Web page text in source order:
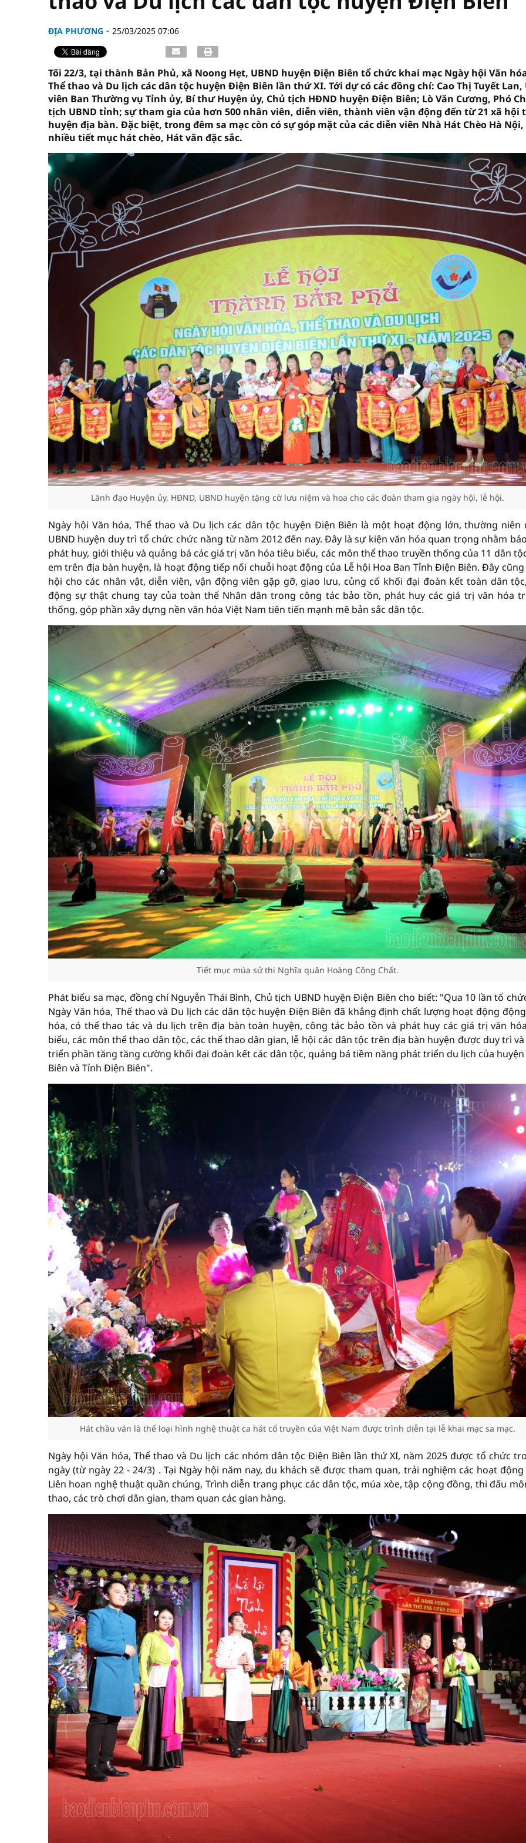
ĐỊA PHƯƠNG 25/03/2025 07:06
Tối 22/3, tại thành Bản Phủ, xã Noong Hẹt, UBND huyện Điện Biên tổ chức khai mạc Ngày hội Văn
Thể thao và Du lịch các dân tộc huyện Điện Biên lần thứ XI. Tới dự có các đồng chí: Cao Thị Tuyết Lan,
viên Ban Thường vụ Tỉnh ủy, Bí thư Huyện ủy, Chủ tịch HĐND huyện Điện Biên; Lò Văn Cương, Phó
tịch UBND tỉnh; sự tham gia của hơn 500 nhân viên, diễn viên, thành viên vận động đến từ 21 xã hội
huyện địa bàn. Đặc biệt, trong đêm sa mạc còn có sự góp mặt của các diễn viên Nhà Hát Chèo Hà
nhiều tiết mục hát chèo, Hát văn đặc sắc.
Lãnh đạo Huyện ủy, HĐND, UBND huyện tặng cờ lưu niệm và hoa cho các đoàn tham gia ngày hội, lễ hội.
Ngày hội Văn hóa, Thể thao và Du lịch các dân tộc huyện Điện Biên là một hoạt động lớn, thường niên
UBND huyện duy trì tổ chức chức năng từ năm 2012 đến nay. Đây là sự kiện văn hóa quan trọng nhằm
phát huy, giới thiệu và quảng bá các giá trị văn hóa tiêu biểu, các môn thể thao truyền thống của 11 dân
em trên địa bàn huyện, là hoạt động tiếp nối chuỗi hoạt động của Lễ hội Hoa Ban Tỉnh Điện Biên. Đây cũng
hội cho các nhân vật, diễn viên, vận động viên gặp gỡ, giao lưu, củng cố khối đại đoàn kết toàn dân
động sự thật chung tay của toàn thể Nhân dân trong công tác bảo tồn, phát huy các giá trị văn hóa
thống, góp phần xây dựng nền văn hóa Việt Nam tiên tiến mạnh mẽ bản sắc dân tộc.
Tiết mục múa sử thi Nghĩa quân Hoàng Công Chất.
Phát biểu sa mạc, đồng chíNguyễn Thái Bình, Chủ tịch UBND huyện Điện Biên cho biết: "Qua 10 lần tổ
Ngày Văn hóa, Thể thao và Du lịch các dân tộc huyện Điện Biên đã khẳng định chất lượng hoạt động
hóa, có thể thao tác và du lịch trên địa bàn toàn huyện, công tác bảo tồn và phát huy các giá trị văn
biểu, các môn thể thao dân tộc, các thể thao dân gian, lễ hội các dân tộc trên địa bàn huyện được duy trì
triển phần tăng tăng cường khối đại đoàn kết các dân tộc, quảng bá tiềm năng phát triển du lịch của
Biên và Tỉnh Điện Biên".
Hát chầu văn là thể loại hình nghệ thuật ca hát cổ truyền của Việt Nam được trình diễn tại lễ khai mạc sa mạc.
Ngày hội Văn hóa, Thể thao và Du lịch các nhóm dân tộc Điện Biên lần thứ XI, năm 2025 được tổ chức
ngày (từ ngày 22 - 24/3) . Tại Ngày hội năm nay, du khách sẽ được tham quan, trải nghiệm các hoạt
Liên hoan nghệ thuật quần chúng, Trình diễn trang phục các dân tộc, múa xòe, tập cộng đồng, thi đấu
thao, các trò chơi dân gian, tham quan các gian hàng.